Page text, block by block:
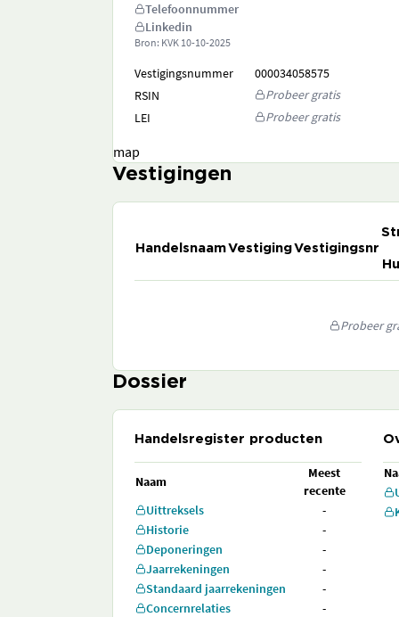
Telefoonnummer
Linkedin
Bron: KVK 10-10-2025
Vestigingsnummer
000034058575
RSIN
Probeer gratis
LEI
Probeer gratis
map
Vestigingen
HandelsnaamVestigingVestigingsnr
Probeer
Dossier
Handelsregister producten
Naam
Meest
recente
Uittreksels
-
Historie
-
Deponeringen
-
Jaarrekeningen
-
Standaard jaarrekeningen
-
Concernrelaties
-